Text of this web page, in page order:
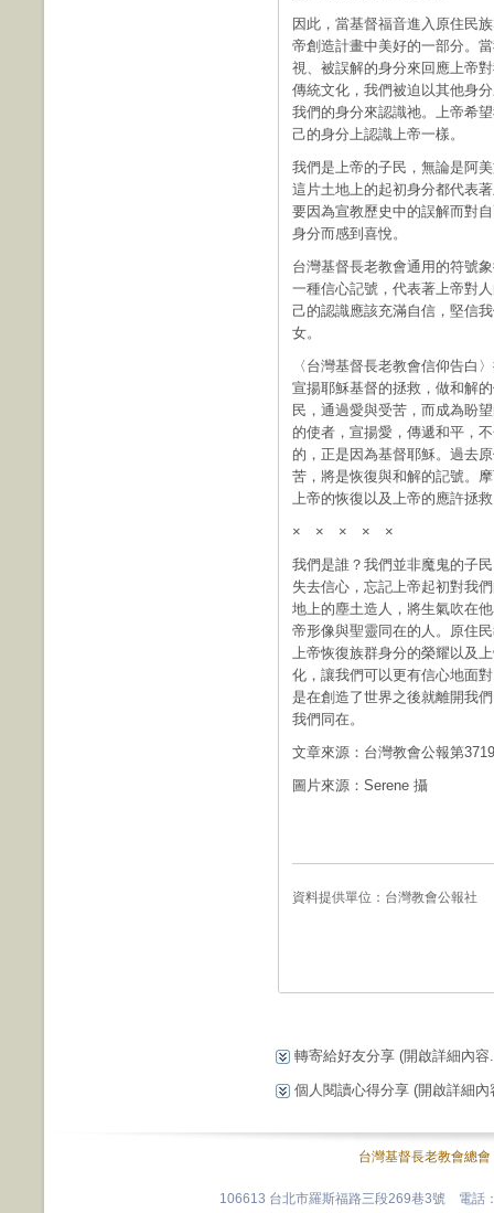
因此，當基督福音進入原住民
帝創造計畫中美好的一部分。
視、被誤解的身分來回應上帝
傳統文化，我們被迫以其他身
我們的身分來認識祂。上帝希
己的身分上認識上帝一樣。
我們是上帝的子民，無論是阿
這片土地上的起初身分都代表
要因為宣教歷史中的誤解而對
身分而感到喜悅。
台灣基督長老教會通用的符號
一種信心記號，代表著上帝對
己的認識應該充滿自信，堅信
女。
〈台灣基督長老教會信仰告白
宣揚耶穌基督的拯救，做和解
民，通過愛與受苦，而成為盼
的使者，宣揚愛，傳遞和平，
的，正是因為基督耶穌。過去
苦，將是恢復與和解的記號。
上帝的恢復以及上帝的應許拯
× × × × ×
我們是誰？我們並非魔鬼的子
失去信心，忘記上帝起初對我
地上的塵土造人，將生氣吹在
帝形像與聖靈同在的人。原住
上帝恢復族群身分的榮耀以及
化，讓我們可以更有信心地面
是在創造了世界之後就離開我
我們同在。
文章來源：台灣教會公報第
圖片來源：Serene 攝
資料提供單位： 台灣教會公報社
轉寄給好友分享 (開啟詳細內容
個人閱讀心得分享 (開啟詳細內
台灣基督長老教會總會
106613 台北市羅斯福路三段269巷3號 電